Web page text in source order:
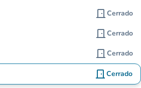
door_front Cerrado
door_front Cerrado
door_front Cerrado
door_front Cerrado